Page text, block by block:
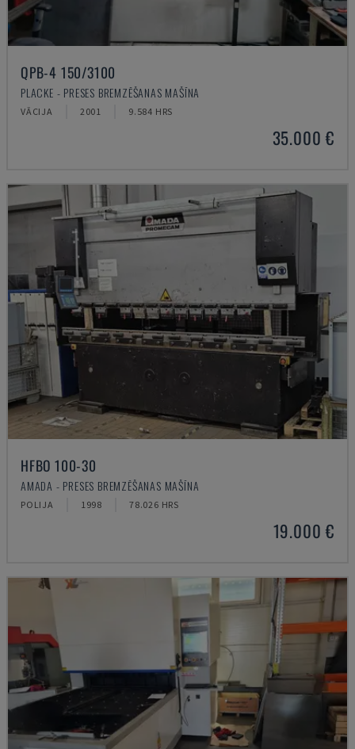
QPB-4 150/3100
PLACKE - PRESES BREMZĒŠANAS MAŠĪNA
VĀCIJA 2001 9.584 HRS
35.000 €
HFBO 100-30
AMADA - PRESES BREMZĒŠANAS MAŠĪNA
POLIJA 1998 78.026 HRS
19.000 €